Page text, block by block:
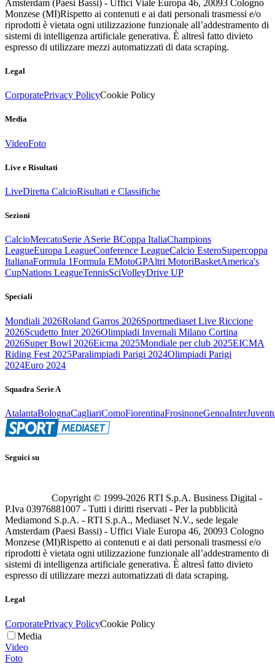
Amsterdam (Paesi Bassi) - Uffici Viale Europa 46, 20093 Cologno
Monzese (MI)Rispetto ai contenuti e ai dati personali trasmessi e/o
riprodotti è vietata ogni utilizzazione funzionale all’addestramento di
sistemi di intelligenza artificiale generativa. È altresì fatto divieto
espresso di utilizzare mezzi automatizzati di data scraping.
Legal
CorporatePrivacy PolicyCookie Policy
Media
VideoFoto
Live e Risultati
LiveDiretta CalcioRisultati e Classifiche
Sezioni
CalcioMercatoSerie ASerie BCoppa ItaliaChampions
LeagueEuropa LeagueConference LeagueCalcio EsteroSupercoppa
ItalianaFormula 1Formula EMotoGPAltri MotoriBasketAmerica's
CupNations LeagueTennisSciVolleyDrive UP
Speciali
Mondiali 2026Roland Garros 2026Sportmediaset Live Riccione
2026Scudetto Inter 2026Olimpiadi Invernali Milano Cortina
2026Super Bowl 2026Eicma 2025Mondiale per club 2025EICMA
Riding Fest 2025Paralimpiadi Parigi 2024Olimpiadi Parigi
2024Euro 2024
Squadra Serie A
AtalantaBolognaCagliariComoFiorentinaFrosinoneGenoaInter
Seguici su
Copyright © 1999-2026 RTI S.p.A. Business Digital -
P.Iva 03976881007 - Tutti i diritti riservati - Per la pubblicità
Mediamond S.p.A. - RTI S.p.A., Mediaset N.V., sede legale
Amsterdam (Paesi Bassi) - Uffici Viale Europa 46, 20093 Cologno
Monzese (MI)Rispetto ai contenuti e ai dati personali trasmessi e/o
riprodotti è vietata ogni utilizzazione funzionale all’addestramento di
sistemi di intelligenza artificiale generativa. È altresì fatto divieto
espresso di utilizzare mezzi automatizzati di data scraping.
Legal
CorporatePrivacy PolicyCookie Policy
Media
Video
Foto